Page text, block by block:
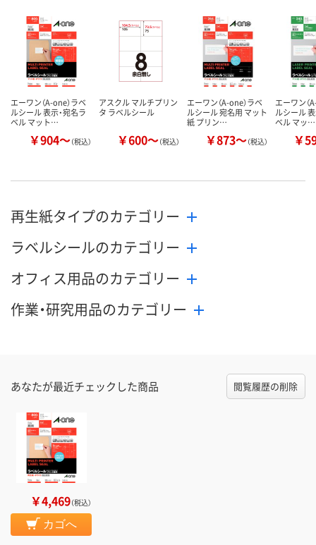
数量
カゴへ
数量
カゴへ カ
エーワン（A-one）ラベ
ルシール 表示・宛名ラ
ベル マット…
￥904～（税込）
アスクル マルチプリン
タ ラベルシール
￥600～（税込）
エーワン（A-one）ラベ
ルシール 宛名用 マット
紙 プリン…
￥873～（税込）
エーワン（
ルシール
ベル マッ…
￥
再生紙タイプのカテゴリー
ラベルシールのカテゴリー
オフィス用品のカテゴリー
作業・研究用品のカテゴリー
あなたが最近チェックした商品 閲覧履歴の削除
￥4,469（税込）
カゴへ